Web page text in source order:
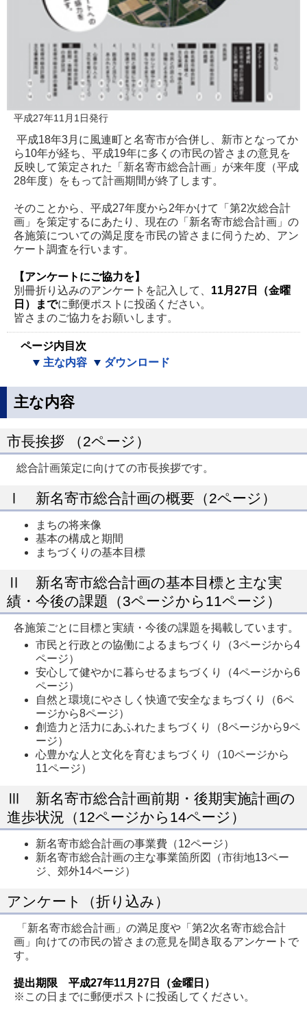
平成27年11月1日発行
平成18年3月に風連町と名寄市が合併し、新市となってか
ら10年が経ち、平成19年に多くの市民の皆さまの意見を
反映して策定された「新名寄市総合計画」が来年度（平成
28年度）をもって計画期間が終了します。
そのことから、平成27年度から2年かけて「第2次総合計
画」を策定するにあたり、現在の「新名寄市総合計画」の
各施策についての満足度を市民の皆さまに伺うため、アン
ケート調査を行います。
【アンケートにご協力を】
別冊折り込みのアンケートを記入して、 11月27日（金曜
日）までに郵便ポストに投函ください。
皆さまのご協力をお願いします。
ページ内目次
主な内容
ダウンロード
主な内容
市長挨拶 （2ページ）
総合計画策定に向けての市長挨拶です。
Ⅰ 新名寄市総合計画の概要（2ページ）
まちの将来像
基本の構成と期間
まちづくりの基本目標
Ⅱ 新名寄市総合計画の基本目標と主な実
績・今後の課題（3ページから11ページ）
各施策ごとに目標と実績・今後の課題を掲載しています。
市民と行政との協働によるまちづくり（3ページから4
ページ）
安心して健やかに暮らせるまちづくり（4ページから6
ページ）
自然と環境にやさしく快適で安全なまちづくり（6ペ
ージから8ページ）
創造力と活力にあふれたまちづくり（8ページから9ペ
ージ）
心豊かな人と文化を育むまちづくり（10ページから
11ページ）
Ⅲ 新名寄市総合計画前期・後期実施計画の
進歩状況（12ページから14ページ）
新名寄市総合計画の事業費（12ページ）
新名寄市総合計画の主な事業箇所図（市街地13ペー
ジ、郊外14ページ）
アンケート（折り込み）
「新名寄市総合計画」の満足度や「第2次名寄市総合計
画」向けての市民の皆さまの意見を聞き取るアンケートで
す。
提出期限 平成27年11月27日（金曜日）
※この日までに郵便ポストに投函してください。